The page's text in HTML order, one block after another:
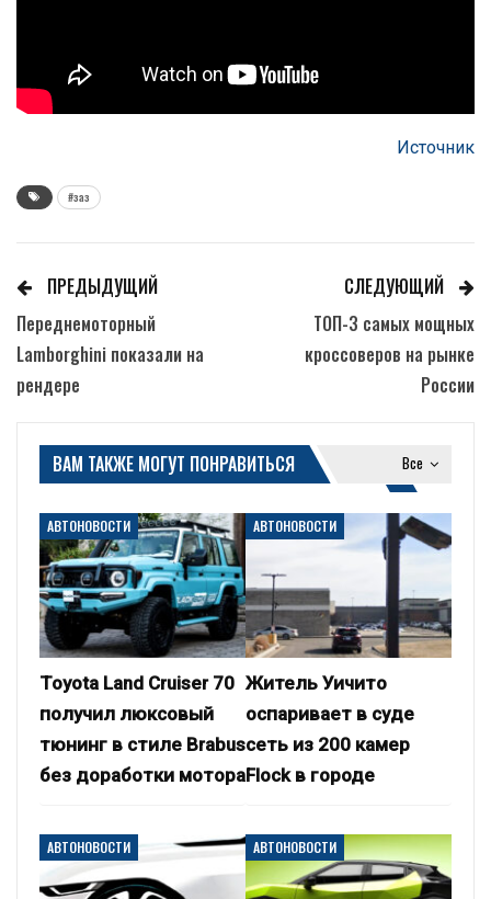
Источник
#заз
ПРЕДЫДУЩИЙ
Переднемоторный
Lamborghini показали на
рендере
СЛЕДУЮЩИЙ
ТОП-3 самых мощных
кроссоверов на рынке
России
Все
ВАМ ТАКЖЕ МОГУТ ПОНРАВИТЬСЯ
АВТОНОВОСТИ
Toyota Land Cruiser 70
получил люксовый
тюнинг в стиле Brabus
без доработки мотора
АВТОНОВОСТИ
Житель Уичито
оспаривает в суде
сеть из 200 камер
Flock в городе
АВТОНОВОСТИ АВТОНОВОСТИ